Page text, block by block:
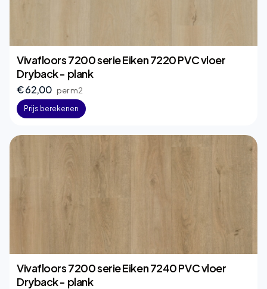
Vivafloors 7200 serie Eiken 7220 PVC vloer
Dryback - plank
€ 62,00 per m2
Prijs berekenen
Vivafloors 7200 serie Eiken 7240 PVC vloer
Dryback - plank